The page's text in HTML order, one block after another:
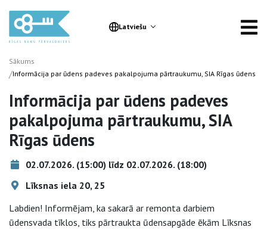
Latviešu
Sākums
/Informācija par ūdens padeves pakalpojuma pārtraukumu, SIA Rīgas ūdens
Informācija par ūdens padeves
pakalpojuma pārtraukumu, SIA
Rīgas ūdens
02.07.2026. (15:00) līdz 02.07.2026. (18:00)
Līksnas iela 20, 25
Labdien! Informējam, ka sakarā ar remonta darbiem
ūdensvada tīklos, tiks pārtraukta ūdensapgāde ēkām Līksnas